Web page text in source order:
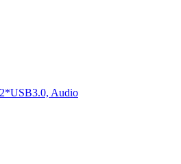
Audio